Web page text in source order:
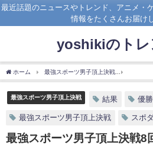
最近話題のニュースやトレンド、アニメ・
情報をたくさんお届け
yoshikiのトレ
ホーム 最強スポーツ男子頂上決戦
最強スポーツ男子頂上決戦 結果 優
最強スポーツ男子頂上決戦 スポ
最強スポーツ男子頂上決戦8